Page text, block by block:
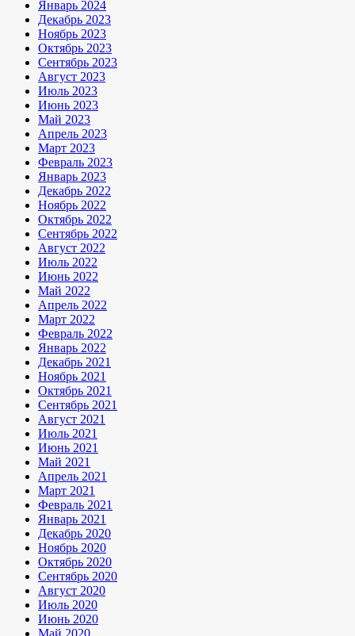
Январь 2024
Декабрь 2023
Ноябрь 2023
Октябрь 2023
Сентябрь 2023
Август 2023
Июль 2023
Июнь 2023
Май 2023
Апрель 2023
Март 2023
Февраль 2023
Январь 2023
Декабрь 2022
Ноябрь 2022
Октябрь 2022
Сентябрь 2022
Август 2022
Июль 2022
Июнь 2022
Май 2022
Апрель 2022
Март 2022
Февраль 2022
Январь 2022
Декабрь 2021
Ноябрь 2021
Октябрь 2021
Сентябрь 2021
Август 2021
Июль 2021
Июнь 2021
Май 2021
Апрель 2021
Март 2021
Февраль 2021
Январь 2021
Декабрь 2020
Ноябрь 2020
Октябрь 2020
Сентябрь 2020
Август 2020
Июль 2020
Июнь 2020